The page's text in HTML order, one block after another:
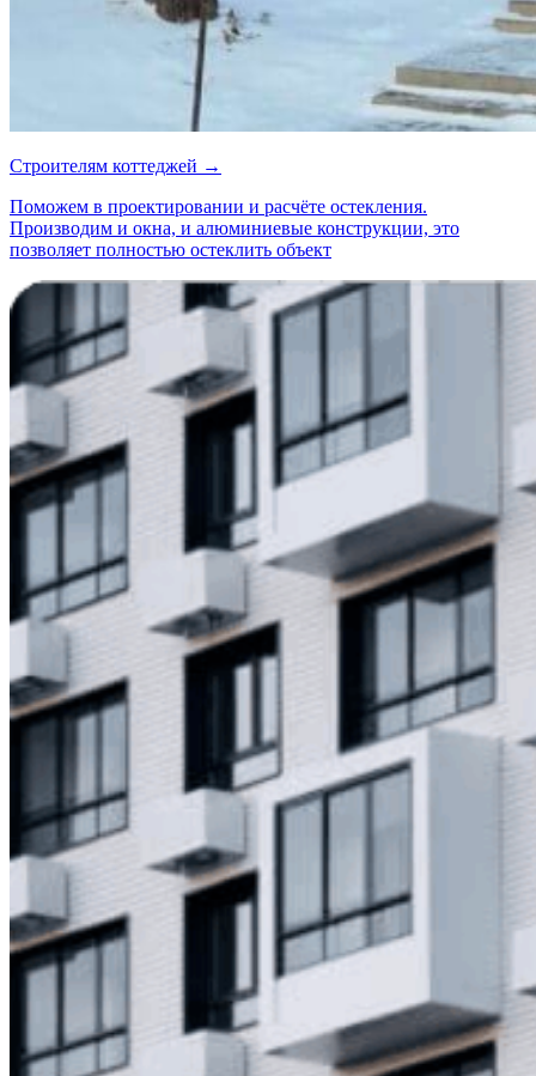
Строителям коттеджей →
Поможем в проектировании и расчёте остекления.
Производим и окна, и алюминиевые конструкции, это
позволяет полностью остеклить объект